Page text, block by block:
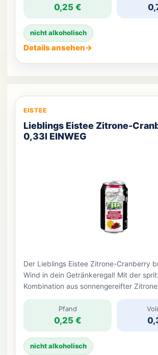
0,25 €
nicht alkoholisch
Details ansehen→
EISTEE
Lieblings Eistee Zitrone-
0,33l EINWEG
Der Lieblings Eistee Zitrone-Cranberry
Wind in dein Getränkeregal! Mit der
Kombination aus sonnengereifter
Süße und Frische, perfekt für heiße
als köstlicher Durstlöscher
Pfand
0,25 €
nicht alkoholisch